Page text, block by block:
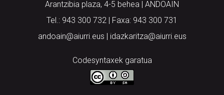
Arantzibia plaza, 4-5 behea | ANDOAIN
Tel.: 943 300 732 | Faxa: 943 300 731
andoain@aiurri.eus | idazkaritza@aiurri.eus
Codesyntaxek garatua